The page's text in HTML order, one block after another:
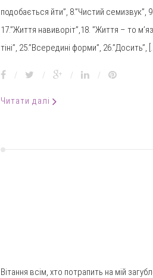
подобається йти”, 8.”Чистий семизвук”,
17.”Життя навиворіт”,18. ”Життя – то
тіні”, 25.”Всередині форми”, 26.”Досить”,
/ / / /
Читати далі
Вітання всім, хто потрапить на мій